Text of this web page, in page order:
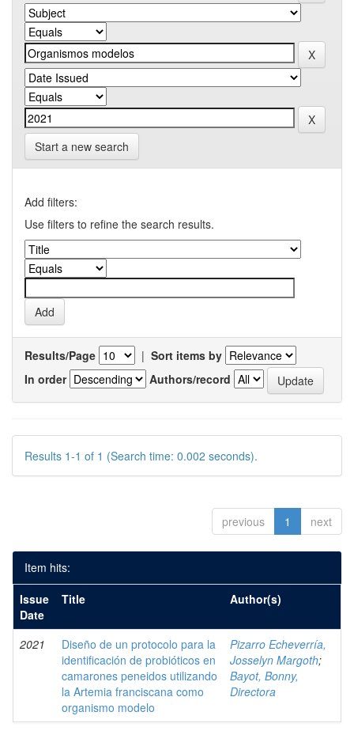
Start a new search
Add filters:
Use filters to refine the search results.
Results/Page | Sort items by
In order
Authors/record
Results 1-1 of 1 (Search time: 0.002 seconds).
previous 1 next
Item hits:
Issue
Date
Title Author(s)
2021
Diseño de un protocolo para la
identificación de probióticos en
camarones peneidos utilizando
la Artemia franciscana como
organismo modelo
Pizarro Echeverría,
Josselyn Margoth;
Bayot, Bonny,
Directora